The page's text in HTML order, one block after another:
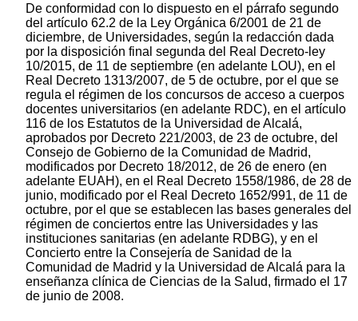
De conformidad con lo dispuesto en el párrafo segundo
del artículo 62.2 de la Ley Orgánica 6/2001 de 21 de
diciembre, de Universidades, según la redacción dada
por la disposición final segunda del Real Decreto-ley
10/2015, de 11 de septiembre (en adelante LOU), en el
Real Decreto 1313/2007, de 5 de octubre, por el que se
regula el régimen de los concursos de acceso a cuerpos
docentes universitarios (en adelante RDC), en el artículo
116 de los Estatutos de la Universidad de Alcalá,
aprobados por Decreto 221/2003, de 23 de octubre, del
Consejo de Gobierno de la Comunidad de Madrid,
modificados por Decreto 18/2012, de 26 de enero (en
adelante EUAH), en el Real Decreto 1558/1986, de 28 de
junio, modificado por el Real Decreto 1652/991, de 11 de
octubre, por el que se establecen las bases generales del
régimen de conciertos entre las Universidades y las
instituciones sanitarias (en adelante RDBG), y en el
Concierto entre la Consejería de Sanidad de la
Comunidad de Madrid y la Universidad de Alcalá para la
enseñanza clínica de Ciencias de la Salud, firmado el 17
de junio de 2008.